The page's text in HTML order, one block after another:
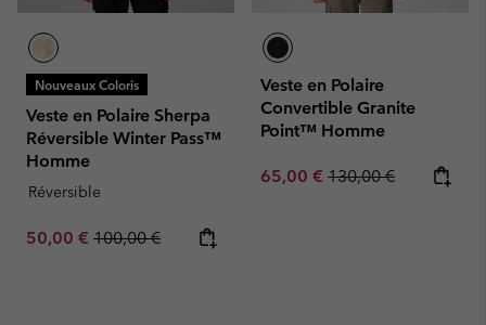
Nouveaux Coloris
Veste en Polaire Sherpa
Réversible Winter Pass™
Homme
Réversible
Sale price:
50,00 € Regular price:
100,00 €
Veste en Polaire
Convertible Granite
Point™ Homme
Sale price:
65,00 € Regular price:
130,00 €